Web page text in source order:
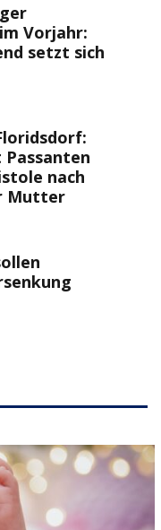
Vorjahr:
setzt sich
nach
Mutter